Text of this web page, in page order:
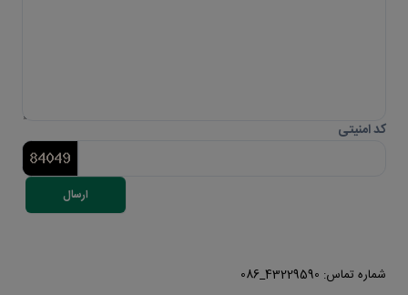
کد امنیتی
ارسال
شماره تماس: 43229590_086